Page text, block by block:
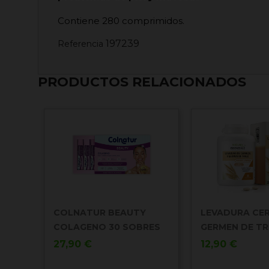
Contiene 280 comprimidos.
Referencia 197239
PRODUCTOS RELACIONADOS
Precio
27,90 € Precio
12,90 €